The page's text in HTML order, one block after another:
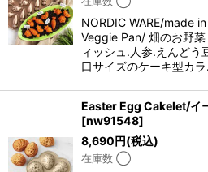
NORDIC WARE/made
Veggie Pan/ 畑のお野
ィッシュ.人参.えんどう
口サイズのケーキ型カ
Easter Egg Cakelet/イ
[nw91548]
8,690円(税込)
在庫数 ◯